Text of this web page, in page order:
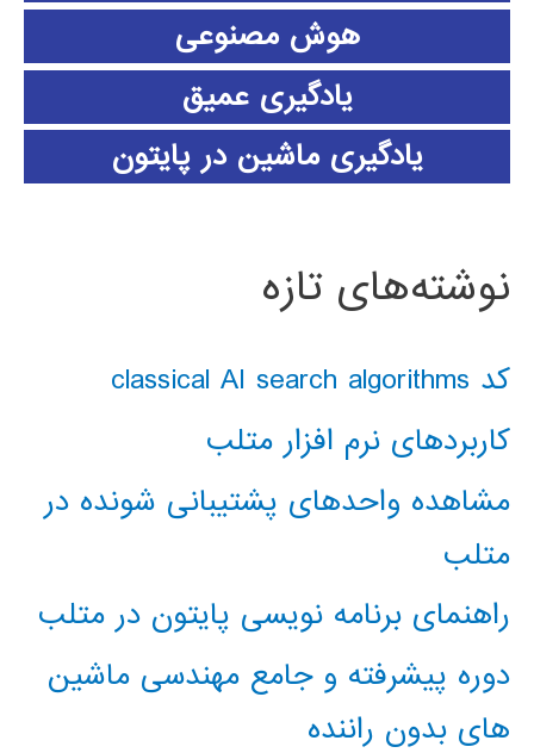
هوش مصنوعی
یادگیری عمیق
یادگیری ماشین در پایتون
نوشته‌های تازه
کد classical AI search algorithms
کاربردهای نرم افزار متلب
مشاهده واحدهای پشتیبانی شونده در
متلب
راهنمای برنامه نویسی پایتون در متلب
دوره پیشرفته و جامع مهندسی ماشین
های بدون راننده